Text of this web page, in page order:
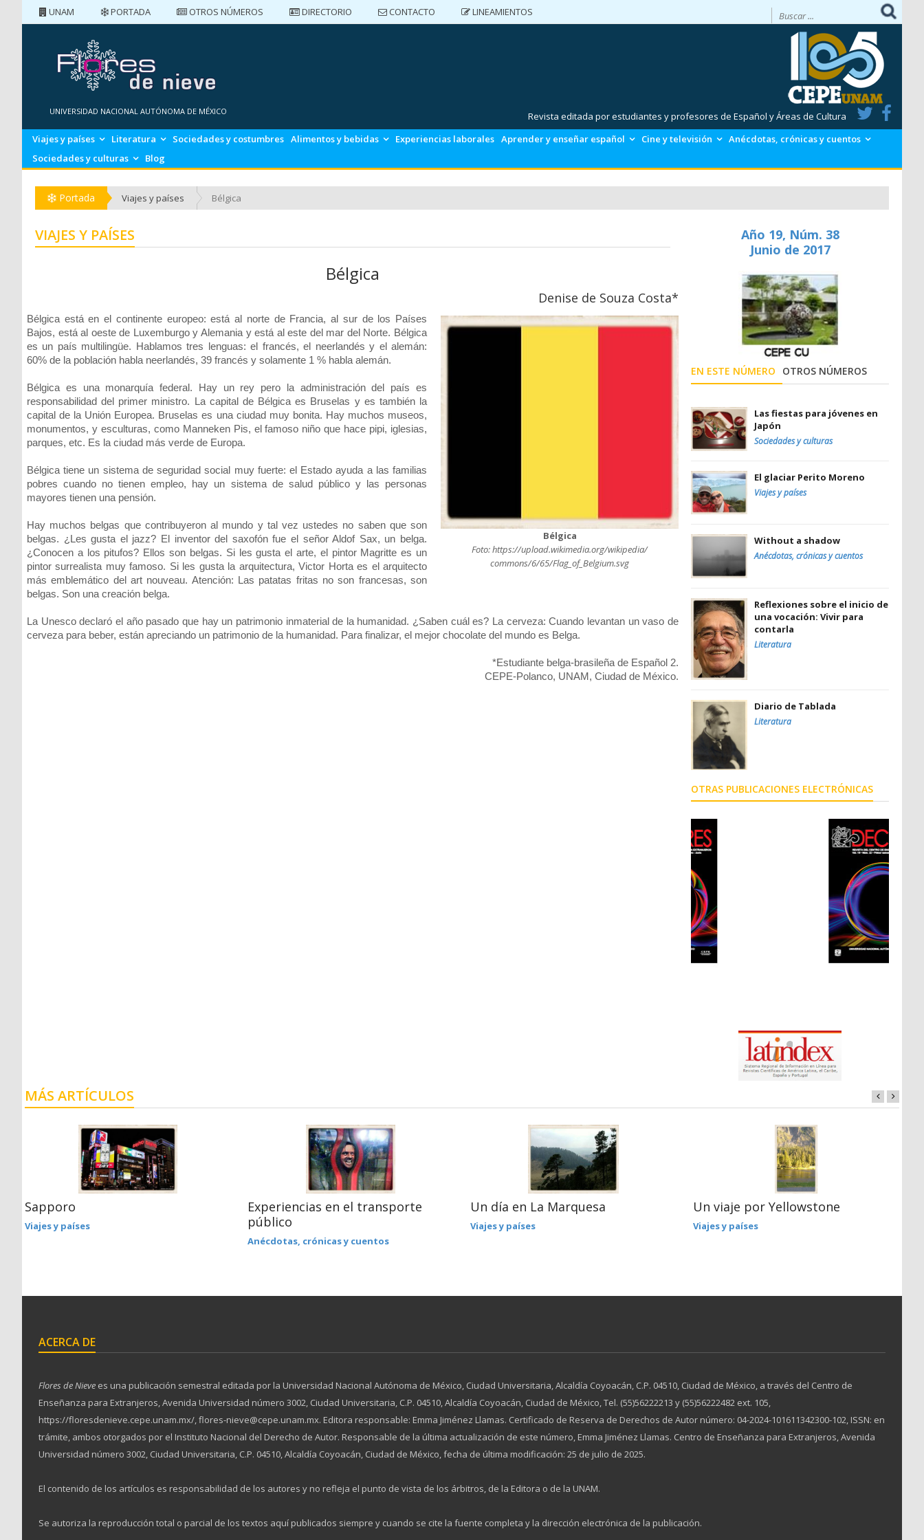
UNAM PORTADA OTROS NÚMEROS DIRECTORIO CONTACTO
LINEAMIENTOS
UNIVERSIDAD NACIONAL AUTÓNOMA DE MÉXICO
Revista editada por estudiantes y profesores de Español y Áreas de Cultura
Viajes y países
Literatura Sociedades y costumbres Alimentos y bebidas Experiencias laborales Aprender y enseñar español Cine y televisión
Anécdotas, crónicas y cuentos
Sociedades y culturas
Blog
Portada Viajes y países Bélgica
VIAJES Y PAÍSES
Bélgica
Denise de Souza Costa*
Bélgica
Foto: https://upload.wikimedia.org/wikipedia/
commons/6/65/Flag_of_Belgium.svg
Bélgica está en el continente europeo: está al norte de Francia, al sur de los Países
Bajos, está al oeste de Luxemburgo y Alemania y está al este del mar del Norte. Bélgica
es un país multilingüe. Hablamos tres lenguas: el francés, el neerlandés y el alemán:
60% de la población habla neerlandés, 39 francés y solamente 1 % habla alemán.
Bélgica es una monarquía federal. Hay un rey pero la administración del país es
responsabilidad del primer ministro. La capital de Bélgica es Bruselas y es también la
capital de la Unión Europea. Bruselas es una ciudad muy bonita. Hay muchos museos,
monumentos, y esculturas, como Manneken Pis, el famoso niño que hace pipi, iglesias,
parques, etc. Es la ciudad más verde de Europa.
Bélgica tiene un sistema de seguridad social muy fuerte: el Estado ayuda a las familias
pobres cuando no tienen empleo, hay un sistema de salud público y las personas
mayores tienen una pensión.
Hay muchos belgas que contribuyeron al mundo y tal vez ustedes no saben que son
belgas. ¿Les gusta el jazz? El inventor del saxofón fue el señor Aldof Sax, un belga.
¿Conocen a los pitufos? Ellos son belgas. Si les gusta el arte, el pintor Magritte es un
pintor surrealista muy famoso. Si les gusta la arquitectura, Victor Horta es el arquitecto
más emblemático del art nouveau. Atención: Las patatas fritas no son francesas, son
belgas. Son una creación belga.
La Unesco declaró el año pasado que hay un patrimonio inmaterial de la humanidad. ¿Saben cuál es? La cerveza: Cuando levantan un vaso de
cerveza para beber, están apreciando un patrimonio de la humanidad. Para finalizar, el mejor chocolate del mundo es Belga.
*Estudiante belga-brasileña de Español 2.
CEPE-Polanco, UNAM, Ciudad de México.
Año 19, Núm. 38
Junio de 2017
EN ESTE NÚMERO OTROS NÚMEROS
Las fiestas para jóvenes en
Japón
Sociedades y culturas
El glaciar Perito Moreno
Viajes y países
Without a shadow
Anécdotas, crónicas y cuentos
Reflexiones sobre el inicio de
una vocación: Vivir para
contarla
Literatura
Diario de Tablada
Literatura
OTRAS PUBLICACIONES ELECTRÓNICAS
MÁS ARTÍCULOS
Sapporo
Viajes y países
Experiencias en el transporte
público
Anécdotas, crónicas y cuentos
Un día en La Marquesa
Viajes y países
Un viaje por Yellowstone
Viajes y países
ACERCA DE
Flores de Nieve es una publicación semestral editada por la Universidad Nacional Autónoma de México, Ciudad Universitaria, Alcaldía Coyoacán, C.P. 04510, Ciudad de México, a través del Centro de
Enseñanza para Extranjeros, Avenida Universidad número 3002, Ciudad Universitaria, C.P. 04510, Alcaldía Coyoacán, Ciudad de México, Tel. (55)56222213 y (55)56222482 ext. 105,
https://floresdenieve.cepe.unam.mx/, flores-nieve@cepe.unam.mx. Editora responsable: Emma Jiménez Llamas. Certificado de Reserva de Derechos de Autor número: 04-2024-101611342300-102, ISSN: en
trámite, ambos otorgados por el Instituto Nacional del Derecho de Autor. Responsable de la última actualización de este número, Emma Jiménez Llamas. Centro de Enseñanza para Extranjeros, Avenida
Universidad número 3002, Ciudad Universitaria, C.P. 04510, Alcaldía Coyoacán, Ciudad de México, fecha de última modificación: 25 de julio de 2025.
El contenido de los artículos es responsabilidad de los autores y no refleja el punto de vista de los árbitros, de la Editora o de la UNAM.
Se autoriza la reproducción total o parcial de los textos aquí publicados siempre y cuando se cite la fuente completa y la dirección electrónica de la publicación.